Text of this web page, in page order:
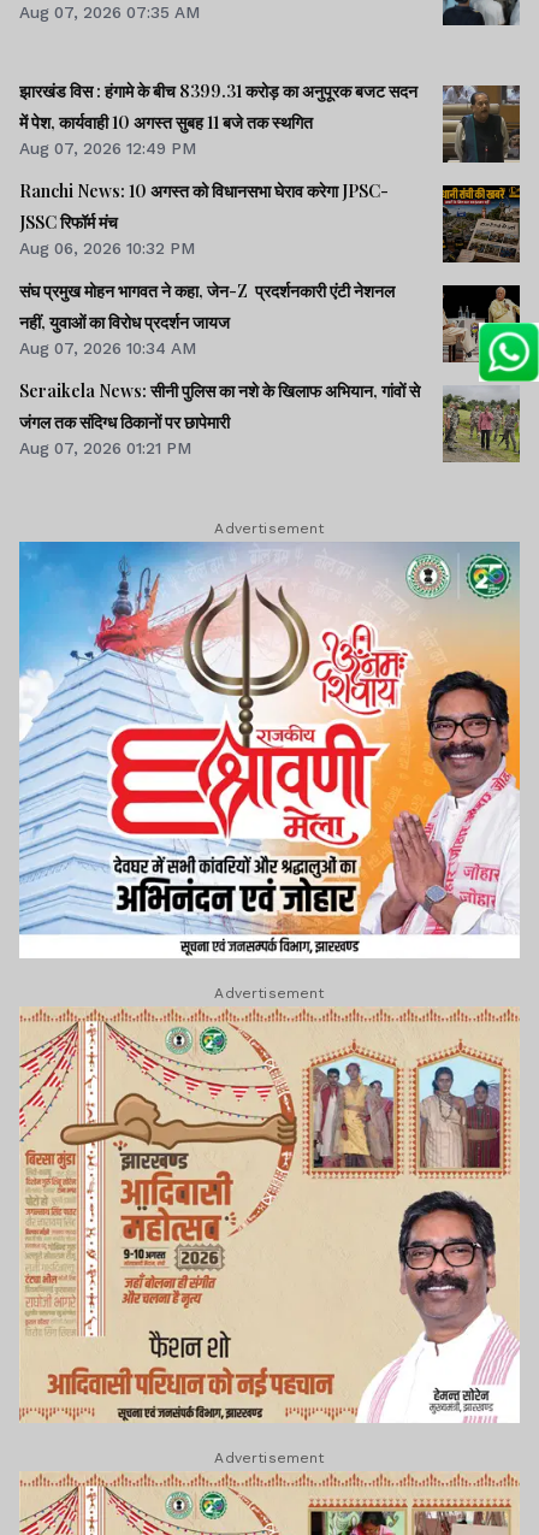
Aug 07, 2026 07:35 AM
झारखंड विस : हंगामे के बीच 8399.31 करोड़ का अनुपूरक बजट सदन
में पेश, कार्यवाही 10 अगस्त सुबह 11 बजे तक स्थगित
Aug 07, 2026 12:49 PM
Ranchi News: 10 अगस्त को विधानसभा घेराव करेगा JPSC-
JSSC रिफॉर्म मंच
Aug 06, 2026 10:32 PM
संघ प्रमुख मोहन भागवत ने कहा, जेन-Z प्रदर्शनकारी एंटी नेशनल
नहीं, युवाओं का विरोध प्रदर्शन जायज
Aug 07, 2026 10:34 AM
Seraikela News: सीनी पुलिस का नशे के खिलाफ अभियान, गांवों से
जंगल तक संदिग्ध ठिकानों पर छापेमारी
Aug 07, 2026 01:21 PM
Advertisement
Advertisement
Advertisement